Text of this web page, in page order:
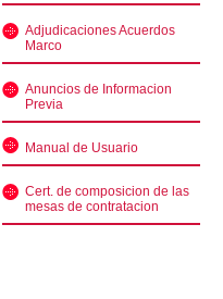
Adjudicaciones Acuerdos
Marco
Anuncios de Informacion
Previa
Manual de Usuario
Cert. de composicion de las
mesas de contratacion